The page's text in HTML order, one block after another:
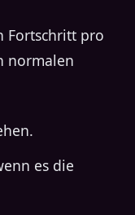
Fortschritt pro
normalen
es die